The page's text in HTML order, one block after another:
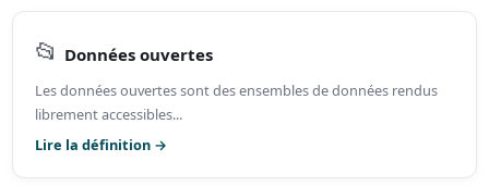
📂 Données ouvertes
Les données ouvertes sont des ensembles de données rendus
librement accessibles...
Lire la définition →